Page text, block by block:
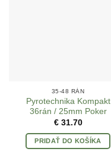
35-48 RÁN
Pyrotechnika Kompakt
36rán / 25mm Poker
€31.70
PRIDAŤ DO KOŠÍKA